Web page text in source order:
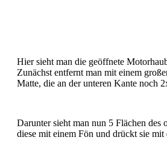
Hier sieht man die geöffnete
Zunächst entfernt man mit einem
Matte, die an der unteren Kante noch
Darunter sieht man nun 5 Flächen des
diese mit einem Fön und drückt sie mit